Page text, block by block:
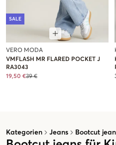
Kategorien Jeans Bootcut
SALE
VERO MODA
VMFLASH MR FLARED POCKET J
RA3043
19,50 €39 €